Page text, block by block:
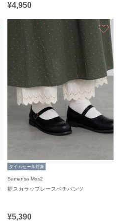
¥4,950
お気に入り
タイムセール対象
Samansa Mos2
裾スカラップレースペチパンツ
¥5,390